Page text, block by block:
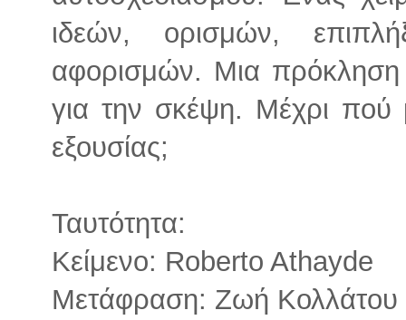
ιδεών, ορισμών,
αφορισμών. Μια πρόκληση
για την σκέψη. Μέχρι πού
εξουσίας;
Ταυτότητα:
Κείμενο: Roberto Athayde
Μετάφραση: Ζωή Κολλάτου